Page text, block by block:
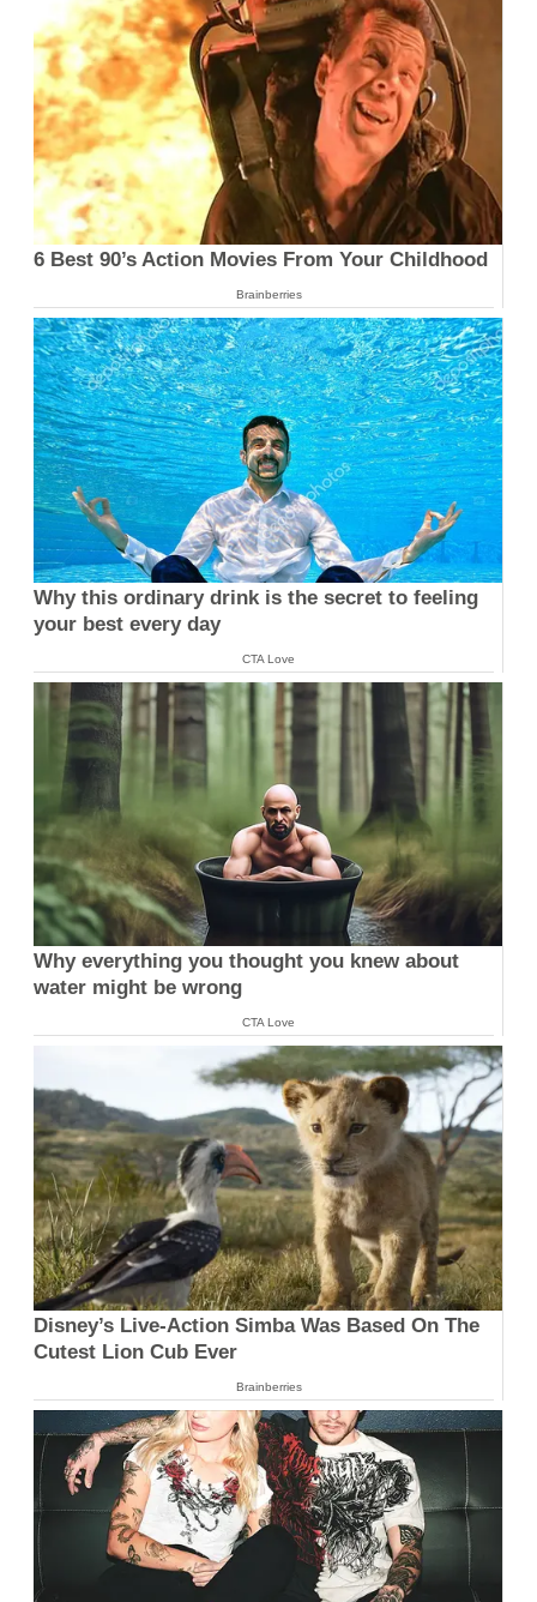
6 Best 90’s Action Movies From Your Childhood
Brainberries
Why this ordinary drink is the secret to feeling
your best every day
CTA Love
Why everything you thought you knew about
water might be wrong
CTA Love
Disney’s Live-Action Simba Was Based On The
Cutest Lion Cub Ever
Brainberries